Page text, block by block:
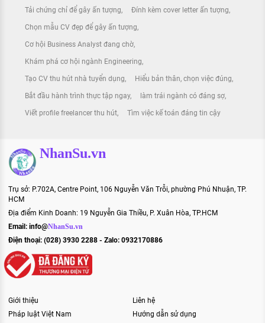
Tải chứng chỉ để gây ấn tượng Đính kèm cover letter ấn tượng
Chọn mẫu CV đẹp để gây ấn tượng
Cơ hội Business Analyst đang chờ
Khám phá cơ hội ngành Engineering
Tạo CV thu hút nhà tuyển dụng Hiểu bản thân, chọn việc đúng
Bắt đầu hành trình thực tập ngay làm trái ngành có đáng sợ
Viết profile freelancer thu hút Tìm việc kế toán đáng tin cậy
NhanSu.vn
Trụ sở: P.702A, Centre Point, 106 Nguyễn Văn Trỗi, phường Phú Nhuận, TP.
HCM
Địa điểm Kinh Doanh: 19 Nguyễn Gia Thiều, P. Xuân Hòa, TP.HCM
Email: info@NhanSu.vn
Điện thoại: (028) 3930 2288 - Zalo: 0932170886
Giới thiệu
Pháp luật Việt Nam
Liên hệ
Hướng dẫn sử dụng